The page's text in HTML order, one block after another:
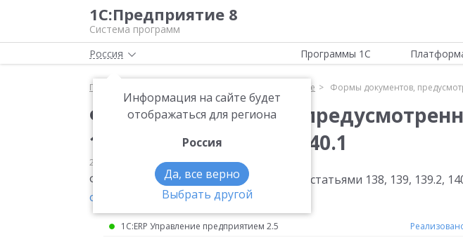
1С:Предприятие 8
Система программ
Россия
Информация на сайте будет
отображаться для региона
Россия
Да, все верно
Выбрать другой
Программы 1С
Главная Прочее Формы документов,
Формы документов,
138, 139, 139.2, 140 и 140.1
25.11.2024 Прочее
Формы документов, предусмотренных статьями 138, 139, 139.2,
от 02.09.2024 № ЕД-7-9/693@.
1С:ERP Управление предприятием 2.5